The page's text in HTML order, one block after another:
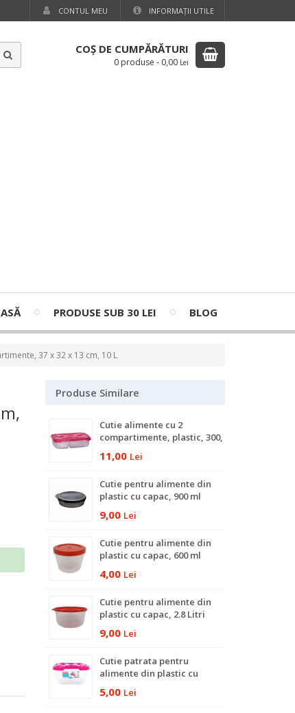
CONTUL MEU INFORMAŢII UTILE
COŞ DE CUMPĂRĂTURI
0 produse - 0,00 Lei
PRODUSE SUB 30 LEI BLOG
37 x 32 x 13 cm, 10 L
Produse Similare
Cutie alimente cu 2
compartimente, plastic, 300,
11,00 Lei
Cutie pentru alimente din
plastic cu capac, 900 ml
9,00 Lei
Cutie pentru alimente din
plastic cu capac, 600 ml
4,00 Lei
Cutie pentru alimente din
plastic cu capac, 2.8 Litri
9,00 Lei
Cutie patrata pentru
alimente din plastic cu
5,00 Lei